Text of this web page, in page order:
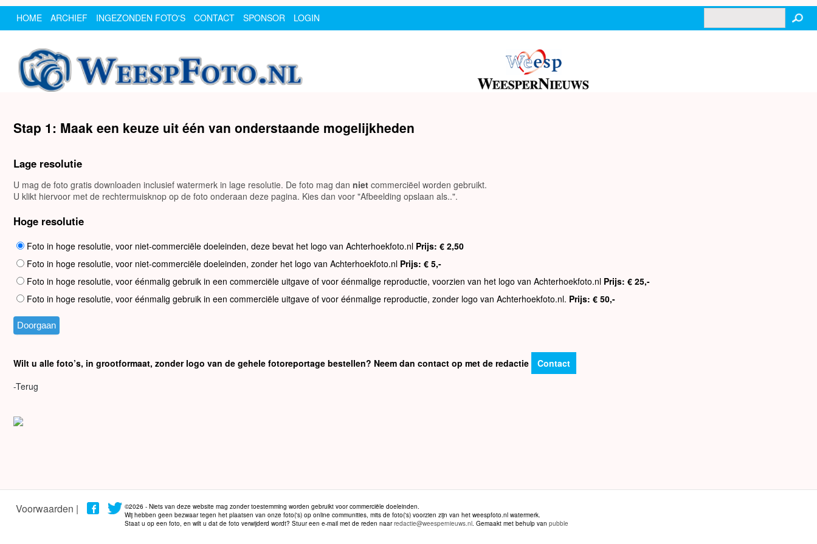
HOME ARCHIEF INGEZONDEN FOTO'S CONTACT SPONSOR LOGIN
Stap 1: Maak een keuze uit één van onderstaande mogelijkheden
Lage resolutie
U mag de foto gratis downloaden inclusief watermerk in lage resolutie. De foto mag dan niet commerciëel worden gebruikt.
U klikt hiervoor met de rechtermuisknop op de foto onderaan deze pagina. Kies dan voor "Afbeelding opslaan als..".
Hoge resolutie
Foto in hoge resolutie, voor niet-commerciële doeleinden, deze bevat het logo van Achterhoekfoto.nl Prijs: € 2,50
Foto in hoge resolutie, voor niet-commerciële doeleinden, zonder het logo van Achterhoekfoto.nl Prijs: € 5,-
Foto in hoge resolutie, voor éénmalig gebruik in een commerciële uitgave of voor éénmalige reproductie, voorzien van het logo van Achterhoekfoto.nl Prijs: € 25,-
Foto in hoge resolutie, voor éénmalig gebruik in een commerciële uitgave of voor éénmalige reproductie, zonder logo van Achterhoekfoto.nl. Prijs: € 50,-
Wilt u alle foto’s, in grootformaat, zonder logo van de gehele fotoreportage bestellen? Neem dan contact op met de redactie
Contact
-Terug
Voorwaarden |
©2026 - Niets van deze website mag zonder toestemming worden gebruikt voor commerciële doeleinden.
Wij hebben geen bezwaar tegen het plaatsen van onze foto('s) op online communities, mits de foto('s) voorzien zijn van het weespfoto.nl watermerk.
Staat u op een foto, en wilt u dat de foto verwijderd wordt? Stuur een e-mail met de reden naarredactie@weespernieuws.nl. Gemaakt met behulp vanpubble